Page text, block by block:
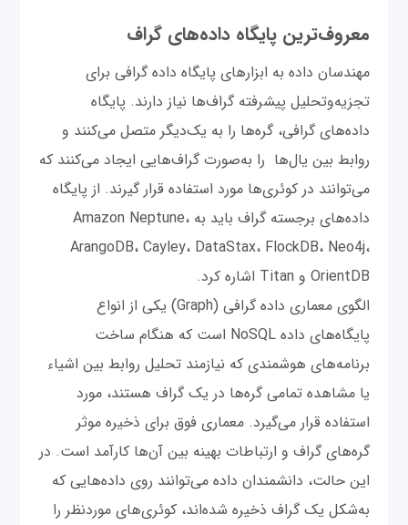
معروف‌ترین پایگاه داده‌های گراف
مهندسان داده به ابزارهای پایگاه داده گرافی برای
تجزیه‌و‌تحلیل پیشرفته گراف‌ها نیاز دارند. پایگاه
داده‌های گرافی، گره‌ها را به یک‌دیگر متصل می‌کنند و
روابط بین یال‌ها را به‌صورت گراف‌هایی ایجاد می‌کنند که
می‌توانند در کوئری‌ها مورد استفاده قرار گیرند. از پایگاه
داده‌های برجسته گراف باید به Amazon Neptune،
ArangoDB، Cayley، DataStax، FlockDB، Neo4j،
OrientDB و Titan اشاره کرد.
الگوی معماری داده گرافی (Graph) یکی از انواع
پایگاه‌های داده NoSQL است که هنگام ساخت
برنامه‌های هوشمندی که نیازمند تحلیل روابط بین اشیاء
یا مشاهده تمامی گره‌ها در یک گراف هستند، مورد
استفاده قرار می‌گیرد. معماری فوق برای ذخیره موثر
گره‌های گراف و ارتباطات بهینه بین آن‌ها کارآمد است. در
این حالت، دانشمندان داده می‌توانند روی داده‌هایی که
به‌شکل یک گراف ذخیره شده‌اند، کوئری‌های موردنظر را